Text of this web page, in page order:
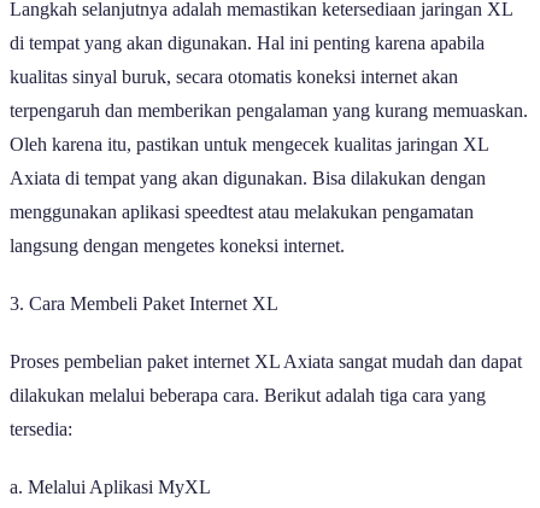
Langkah selanjutnya adalah memastikan ketersediaan jaringan XL
di tempat yang akan digunakan. Hal ini penting karena apabila
kualitas sinyal buruk, secara otomatis koneksi internet akan
terpengaruh dan memberikan pengalaman yang kurang memuaskan.
Oleh karena itu, pastikan untuk mengecek kualitas jaringan XL
Axiata di tempat yang akan digunakan. Bisa dilakukan dengan
menggunakan aplikasi speedtest atau melakukan pengamatan
langsung dengan mengetes koneksi internet.
3. Cara Membeli Paket Internet XL
Proses pembelian paket internet XL Axiata sangat mudah dan dapat
dilakukan melalui beberapa cara. Berikut adalah tiga cara yang
tersedia:
a. Melalui Aplikasi MyXL